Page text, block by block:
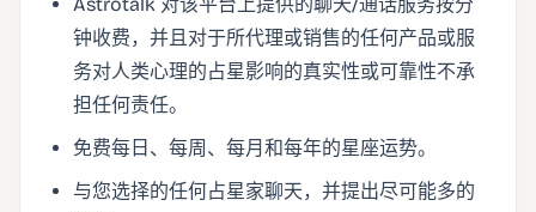
钟收费，并且对于所代理或销售的任何产品或服
务对人类心理的占星影响的真实性或可靠性不承
担任何责任。
免费每日、每周、每月和每年的星座运势。
与您选择的任何占星家聊天，并提出尽可能多的